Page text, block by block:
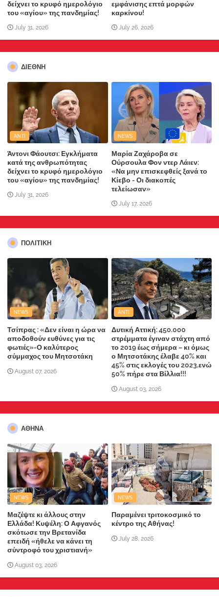
δείχνει το κρυφό ημερολόγιο
του «αγίου» της πανδημίας!
July 31, 2026
εμφάνισης επτά μορφών
καρκίνου!
July 26, 2026
ΔΙΕΘΝΗ
ANTI
Άντονι Φάουτσι: Εγκλήματα
κατά της ανθρωπότητας
δείχνει το κρυφό ημερολόγιο
του «αγίου» της πανδημίας!
July 31, 2026
NEWS
Μαρία Ζαχάροβα σε
Ούρσουλα Φον ντερ Λάιεν:
«Να μην επισκεφθείς ξανά το
Κίεβο - Οι διακοπές
τελείωσαν»
July 17, 2026
ΠΟΛΙΤΙΚΗ
NEWS
Τσίπρας : «Δεν είναι η ώρα να
αποδοθούν ευθύνες για τις
φωτιές»-Ο καλύτερος
σύμμαχος του Μητσοτάκη
August 07, 2026
ANTI
Δυτική Αττική: 450.000
στρέμματα έγιναν στάχτη από
το 2019 έως σήμερα – κι όμως
ο Μητσοτάκης έλαβε 40% και
45% στις εκλογές του 2023,ενώ
50% πήρε στα Βίλλια!!!
August 03, 2026
ΑΘΗΝΑ
NEWS
Μαζέψτε κι άλλους στην
Ελλάδα! Κυψέλη: Ο Αφγανός
σκότωσε την Βρετανίδα
επειδή «ήθελε να κάνει τη
σύντροφό του χριστιανή»
August 03, 2026
NEWS
Παραμένει τριτοκοσμικό το
κέντρο της Αθήνας!
July 28, 2026